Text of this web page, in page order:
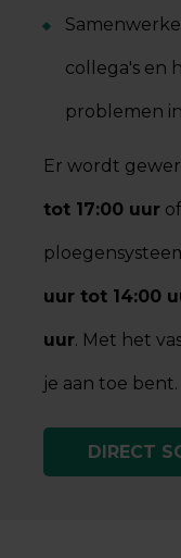
collega's en
problemen
Er wordt
tot 17:00 uur
uur tot 14:00
uur. Met het
je aan toe bent.
DIRECT